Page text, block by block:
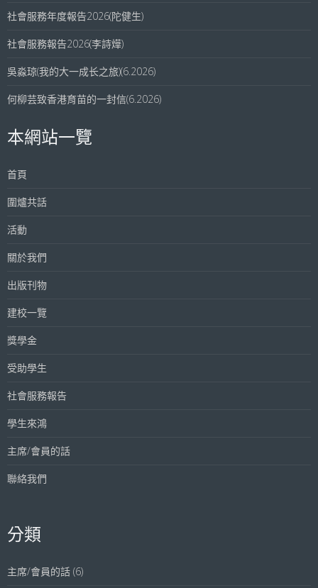
社會服務年度報告2026(陀健生)
社會服務報告2026(李詩燁)
吳淼琼(我的大一成长之旅)(6.2026)
何柳芸致香港育苗的一封信(6.2026)
本網站一覽
首頁
圍爐共話
活動
關於我們
出版刊物
建校一覽
獎學金
受助學生
社會服務報告
學生來鴻
主席/會員的話
聯絡我們
分類
主席/會員的話 (6)